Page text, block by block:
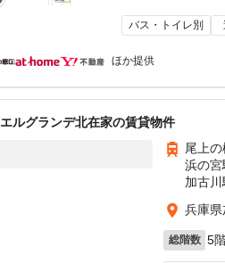
バス・トイレ別
ほか提供
エルグランデ北在家の賃貸物件
尾上
浜の
加古
兵庫
総階数 5